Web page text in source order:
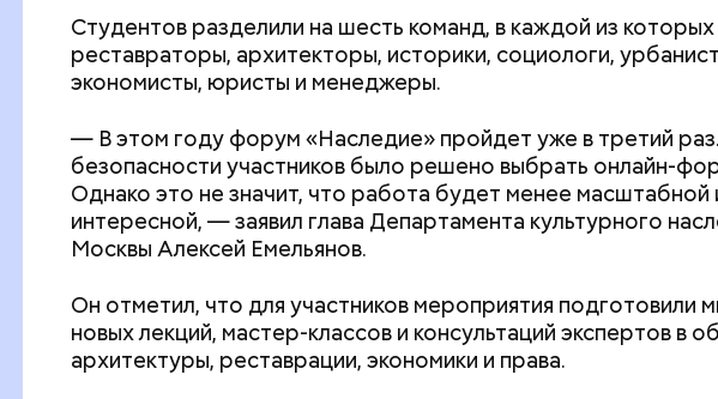
Студентов разделили на шесть команд, в каждой из которых
реставраторы, архитекторы, историки, социологи,
экономисты, юристы и менеджеры.
— В этом году форум «Наследие» пройдет уже в третий
безопасности участников было решено выбрать онлайн-
Однако это не значит, что работа будет менее масштабной
интересной, — заявил глава Департамента культурного
Москвы Алексей Емельянов.
Он отметил, что для участников мероприятия подготовили
новых лекций, мастер-классов и консультаций экспертов в
архитектуры, реставрации, экономики и права.
Российская столица находится в тренде. При этом этажность
парковкам, игровым площадкам. Желания строить дома
больше парковок несовместимы: либо одно, либо другое.
Как поменять батареи дома и
не получить штраф
Как получить до
рублей от
претендовать и
документы